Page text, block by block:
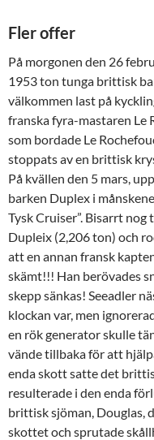
Fler offer
På morgonen den 26
1953 ton tunga brittisk
välkommen last på
franska fyra-mastaren Le
som bordade Le
stoppats av en brittisk
På kvällen den 5 mars,
barken Duplex i
Tysk Cruiser”. Bisarrt
Dupleix (2,206 ton) och
att en annan fransk
skämt!!! Han berövades
skepp sänkas! Seeadler
klockan var, men
en rök generator skulle
vände tillbaka för att
enda skott satte det
resulterade i den enda
brittisk sjöman, Douglas,
skottet och sprutade